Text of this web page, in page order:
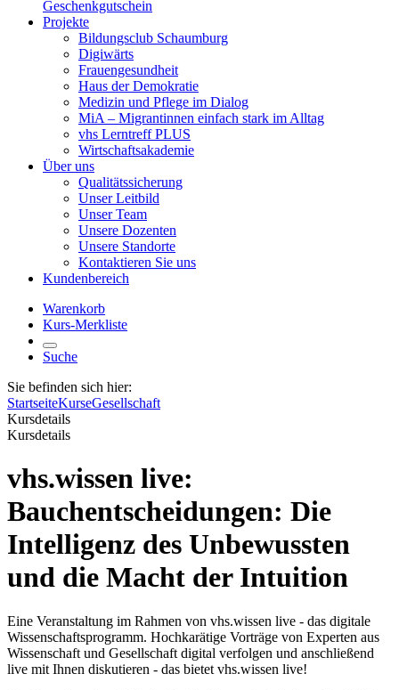
Geschenkgutschein
Projekte
Bildungsclub Schaumburg
Digiwärts
Frauengesundheit
Haus der Demokratie
Medizin und Pflege im Dialog
MiA – Migrantinnen einfach stark im Alltag
vhs Lerntreff PLUS
Wirtschaftsakademie
Über uns
Qualitätssicherung
Unser Leitbild
Unser Team
Unsere Dozenten
Unsere Standorte
Kontaktieren Sie uns
Kundenbereich
Warenkorb
Kurs-Merkliste
Suche
Sie befinden sich hier:
StartseiteKurseGesellschaft
Kursdetails
Kursdetails
vhs.wissen live:
Bauchentscheidungen: Die
Intelligenz des Unbewussten
und die Macht der Intuition
Eine Veranstaltung im Rahmen von vhs.wissen live - das digitale
Wissenschaftsprogramm. Hochkarätige Vorträge von Experten aus
Wissenschaft und Gesellschaft digital verfolgen und anschließend
live mit Ihnen diskutieren - das bietet vhs.wissen live!